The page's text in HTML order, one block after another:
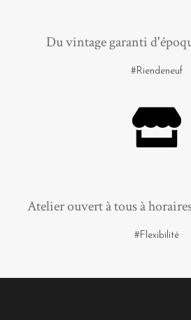
Du vintage garanti
#Riendeneuf
Atelier ouvert à tous à
#Flexibilité